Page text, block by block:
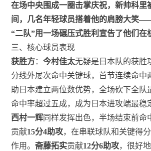
在场中央围成一圈击掌庆祝，新帅科里
间，几名年轻球员搭着他的肩膀大笑
“二队”用一场碾压式胜利宣告了他们在
三、核心球员表现
获胜方：今村佳太无疑是日本队的获胜
分线外屡次命中关键球，首节连续命中
助日本建立两位数优势，全场砍下全队
命中率超过五成，成为日本进攻端最稳
西村一辉同样发挥出色，半场结束前命
贡献15分4助攻，在串联球队和关键得
作用。斋藤拓实贡献12分6助攻，很好